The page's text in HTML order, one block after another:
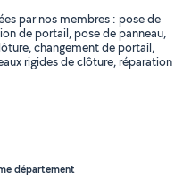
par nos membres : pose de
de portail, pose de panneau,
changement de portail,
rigides de clôture, réparation
département